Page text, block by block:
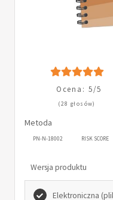
Ocena: 5/5
(28 głosów)
Metoda
PN-N-18002 RISK SCORE
Wersja produktu
Elektroniczna